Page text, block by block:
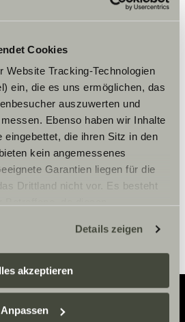
Cookies
Website Tracking-Technologien
ein, die es uns ermöglichen, das
auszuwerten und
Ebenso haben wir Inhalte
eingebettet, die ihren Sitz in den
kein angemessenes
Garantien liegen für die
Drittland nicht vor. Es besteht
Dienstleister können Daten für
und mit anderen Daten
Informationen finden Sie hier:
in den Einstellungen aus,
Details zeigen
akzeptieren
Anpassen
los cookies de
ver el contenido.
de cookies